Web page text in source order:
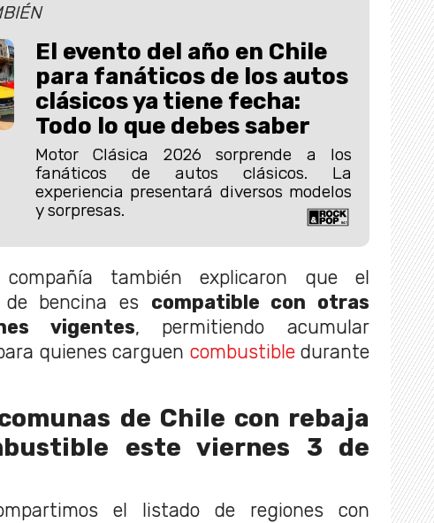
El evento del año en Chile
para fanáticos de los autos
clásicos ya tiene fecha:
Todo lo que debes saber
Motor Clásica 2026 sorprende a los
fanáticos de autos clásicos. La
experiencia presentará diversos modelos
y sorpresas.
también explicaron que el
de bencina es compatible con otras
vigentes, permitiendo acumular
quienes carguen combustibledurante
de Chile con rebaja
este viernes 3 de
el listado de regiones con